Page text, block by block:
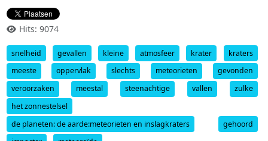
Hits: 9074
snelheid gevallen kleine atmosfeer krater
kraters
meeste
oppervlak slechts meteorieten
gevonden
veroorzaken
meestal steenachtige vallen
zulke
het zonnestelsel
de planeten: de aarde:meteorieten en inslagkraters
gehoord